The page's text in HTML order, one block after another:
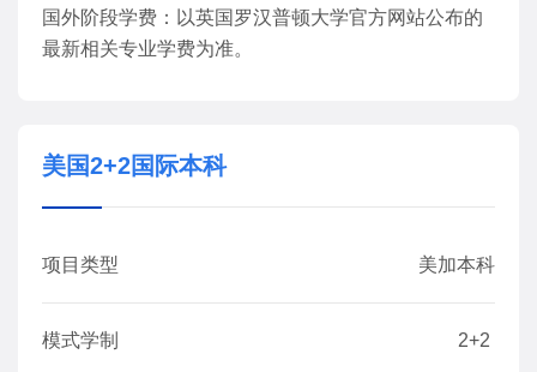
国外阶段学费：以英国罗汉普顿大学官方网站公布的
最新相关专业学费为准。
美国2+2国际本科
项目类型 美加本科
模式学制 2+2